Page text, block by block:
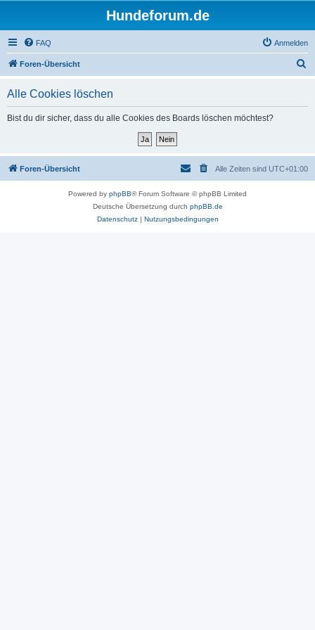
Hundeforum.de
FAQ Anmelden
Foren-Übersicht
Alle Cookies löschen
Bist du dir sicher, dass du alle Cookies des Boards löschen möchtest?
Foren-Übersicht Alle Zeiten sind UTC+01:00
Powered by phpBB® Forum Software © phpBB Limited
Deutsche Übersetzung durch phpBB.de
Datenschutz| Nutzungsbedingungen